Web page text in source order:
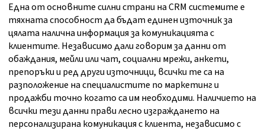
Една от основните силни страни на CRM системите е
тяхната способност да бъдат единен източник за
цялата налична информация за комуникацията с
клиентите. Независимо дали говорим за данни от
обаждания, мейли или чат, социални мрежи, анкети,
препоръки и ред други източници, всички те са на
разположение на специалистите по маркетинг и
продажби точно когато са им необходими. Наличието на
всички тези данни прави лесно изграждането на
персонализирана комуникация с клиента, независимо с